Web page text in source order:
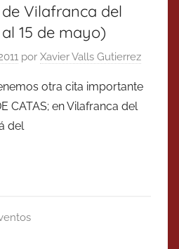
Vilafranca del
15 de mayo)
por Xavier Valls Gutierrez
otra cita importante
CATAS; en Vilafranca del
del